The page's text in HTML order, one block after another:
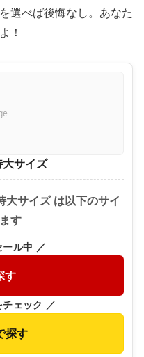
選べば後悔なし。あなた
！
サイズ
大サイズ は以下のサイ
す
ル中 ／
す
ェック ／
探す